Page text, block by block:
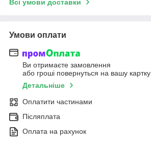
Всі умови доставки
Умови оплати
Ви отримаєте замовлення
або гроші повернуться на вашу картку
Детальніше
Оплатити частинами
Післяплата
Оплата на рахунок